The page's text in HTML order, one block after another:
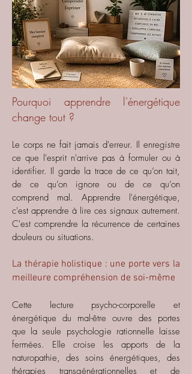
Pourquoi apprendre l'énergétique
change tout ?
Le corps ne fait jamais d'erreur. Il enregistre
ce que l'esprit n'arrive pas à formuler ou à
identifier. Il garde la trace de ce qu’on tait,
de ce qu’on ignore ou de ce qu’on
comprend mal. Apprendre l'énergétique,
c'est apprendre à lire ces signaux autrement.
C'est comprendre la récurrence de certaines
douleurs ou situations.
La thérapie holistique : une porte vers la
meilleure compréhension de soi-même
Cette lecture psycho-corporelle et
énergétique du mal-être ouvre des portes
que la seule psychologie rationnelle laisse
fermées. Elle croise les apports de la
naturopathie, des soins énergétiques, des
thérapies transgénérationnelles et de